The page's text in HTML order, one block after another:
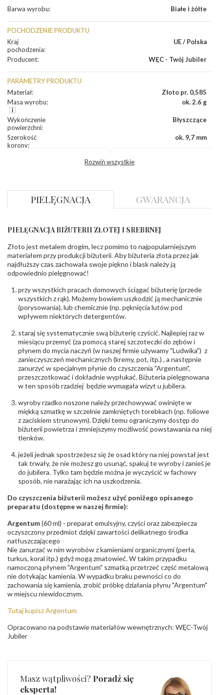
Barwa wyrobu: Białe i żółte
POCHODZENIE PRODUKTU
Kraj
pochodzenia:
UE / Polska
Producent: WĘC - Twój Jubiler
PARAMETRY PRODUKTU
Materiał:
Złoto pr. 0,585
Masa wyrobu: ok. 2.6 g
Wykończenie
powierzchni:
Błyszczące
Szerokość
korony:
ok. 9,7 mm
Szerokość szyny
Kamień:
Liczba
diamentów:
0.040 ct - 2 szt.
Liczba
diamentów
Masa
diamentów
(łącznie):
0.08 ct
Barwa:
Czystość
:
POZOSTAŁE KAMIENIE
Rodzaje
kamieni:
Granat
Liczba kamieni:
Granat - 1 szt.
Szlif kamieni:
Princessa kwadrat
Masa kamieni
(łącznie):
ok. 0.24 ct.
INNE PARAMETRY
Producent
679-25-92-107; sklep@wec.com.pl
Bezpieczeństwo
- rodzaj
ostrzeżenia:
Nie nadaje się dla dzieci w wieku poniżej 3 lat
,Elementy w wyrobie wykonane z białego złota
Rozwiń wszystkie
PIELĘGNACJA GWARANCJA
PIELĘGNACJA BIŻUTERII ZŁOTEJ I SREBRNEJ
Złoto jest metalem drogim, lecz pomimo to najpopularniejszym
materiałem przy produkcji biżuterii. Aby biżuteria złota przez jak
najdłuższy czas zachowała swoje piękno i blask należy ją
odpowiednio pielęgnować!
przy wszystkich pracach domowych ściągać biżuterię (przede
wszystkich z rąk). Możemy bowiem uszkodzić ją mechanicznie
(porysowania), lub chemicznie (np. pęknięcia lutów pod
wpływem niektórych detergentów.
staraj się systematycznie swą biżuterię czyścić. Najlepiej raz w
miesiącu przemyć (za pomocą starej szczoteczki do zębów i
płynem do mycia naczyń (w naszej firmie używamy "Ludwika") z
zanieczyszczeń mechanicznych (kremy, pot, itp.) , a następnie
zanurzyć w specjalnym płynie do czyszczenia "Argentum",
przeszczotkować i dokładnie wypłukać. Biżuteria pielęgnowana
w ten sposób rzadziej będzie wymagała wizyt u jubilera.
wyroby rzadko noszone należy przechowywać owinięte w
miękką szmatkę w szczelnie zamkniętych torebkach (np. foliowe
z zaciskiem strunowym). Dzięki temu ograniczymy dostęp do
biżuterii powietrza i zmniejszymy możliwość powstawania na niej
tlenków.
jeżeli jednak spostrzeżesz się że osad który na niej powstał jest
tak trwały, że nie możesz go usunąć, spakuj te wyroby i zanieś je
do jubilera. Tylko tam będzie można je wyczyścić w fachowy
sposób, nie narażając ich na uszkodzenia.
Do czyszczenia biżuterii możesz użyć poniżego opisanego
preparatu (dostępne w naszej firmie):
Argentum(60 ml) - preparat emulsyjny, czyści oraz zabezpiecza
oczyszczony przedmiot dzięki zawartości delikatnego środka
natłuszczającego
Nie zanurzać w nim wyrobów z kamieniami organicznymi (perła,
turkus, koral itp.) gdyż mogą zmatowieć. W takim przypadku
namoczoną płynem "Argentum" szmatką przetrzeć część metalową
nie dotykając kamienia. W wypadku braku pewności co do
zachowania się kamienia, zrobić próbkę działania płynu "Argentum"
w miejscu niewidocznym.
Tutaj kupisz Argentum
Opracowano na podstawie materiałów wewnętrznych: WĘC-Twój
Jubiler
Masz wątpliwości? Poradź się
eksperta!